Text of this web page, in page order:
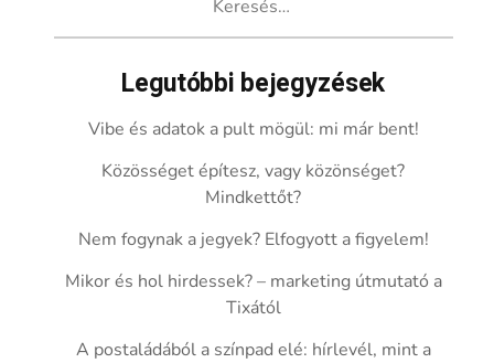
Legutóbbi bejegyzések
Vibe és adatok a pult mögül: mi már bent!
Közösséget építesz, vagy közönséget?
Mindkettőt?
Nem fogynak a jegyek? Elfogyott a figyelem!
Mikor és hol hirdessek? – marketing útmutató a
Tixától
A postaládából a színpad elé: hírlevél, mint a